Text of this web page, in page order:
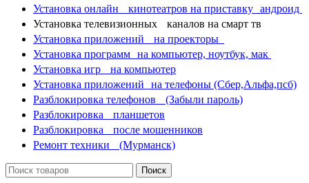
Установка онлайн кинотеатров на приставку андроид
Установка телевизионных каналов на смарт тв
Установка приложений на проекторы
Установка программ на компьютер, ноутбук, мак
Установка игр на компьютер
Установка приложений на телефоны (Сбер,Альфа,псб)
Разблокировка телефонов (Забыли пароль)
Разблокировка планшетов
Разблокировка после мошенников
Ремонт техники (Мурманск)
Поиск